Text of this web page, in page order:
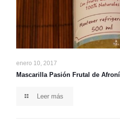
enero 10, 2017
Mascarilla Pasión Frutal de
Leer más